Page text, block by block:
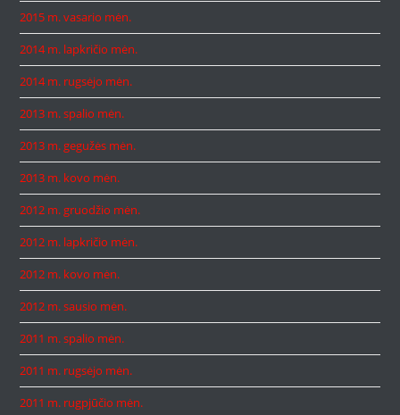
2015 m. vasario mėn.
2014 m. lapkričio mėn.
2014 m. rugsėjo mėn.
2013 m. spalio mėn.
2013 m. gegužės mėn.
2013 m. kovo mėn.
2012 m. gruodžio mėn.
2012 m. lapkričio mėn.
2012 m. kovo mėn.
2012 m. sausio mėn.
2011 m. spalio mėn.
2011 m. rugsėjo mėn.
2011 m. rugpjūčio mėn.